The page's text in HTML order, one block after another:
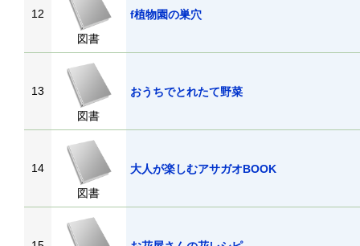
12
図書
f植物園の巣穴
13
図書
おうちでとれたて野菜
14
図書
大人が楽しむアサガオBOOK